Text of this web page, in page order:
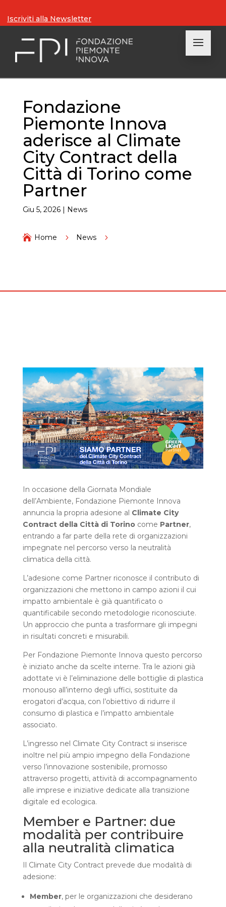
Iscriviti alla Newsletter
Fondazione
Piemonte Innova
aderisce al Climate
City Contract della
Città di Torino come
Partner
Giu 5, 2026| News
 Home 5 News 5
In occasione della Giornata Mondiale
dell’Ambiente, Fondazione Piemonte Innova
annuncia la propria adesione al Climate City
Contract della Città di Torinocome Partner,
entrando a far parte della rete di organizzazioni
impegnate nel percorso verso la neutralità
climatica della città.
L’adesione come Partner riconosce il contributo di
organizzazioni che mettono in campo azioni il cui
impatto ambientale è già quantificato o
quantificabile secondo metodologie riconosciute.
Un approccio che punta a trasformare gli impegni
in risultati concreti e misurabili.
Per Fondazione Piemonte Innova questo percorso
è iniziato anche da scelte interne. Tra le azioni già
adottate vi è l’eliminazione delle bottiglie di plastica
monouso all’interno degli uffici, sostituite da
erogatori d’acqua, con l’obiettivo di ridurre il
consumo di plastica e l’impatto ambientale
associato.
L’ingresso nel Climate City Contract si inserisce
inoltre nel più ampio impegno della Fondazione
verso l’innovazione sostenibile, promosso
attraverso progetti, attività di accompagnamento
alle imprese e iniziative dedicate alla transizione
digitale ed ecologica.
Member e Partner: due
modalità per contribuire
alla neutralità climatica
Il Climate City Contract prevede due modalità di
adesione:
Member, per le organizzazioni che desiderano